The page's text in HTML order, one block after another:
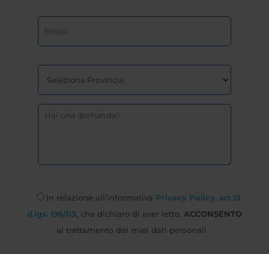
In relazione all’informativa Privacy Policy, art.13
d.lgs. 196/03 , che dichiaro di aver letto, ACCONSENTO
al trattamento dei miei dati personali